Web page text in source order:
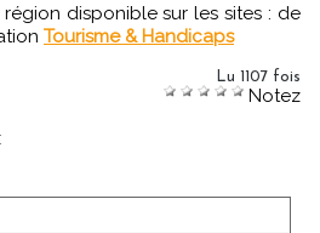
disponible sur les sites : de
Tourisme & Handicaps
Lu 1107 fois
Notez